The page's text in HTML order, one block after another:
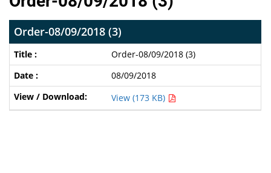
Order-08/09/2018 (3)
Order-08/09/2018 (3)
08/09/2018
View (173 KB)